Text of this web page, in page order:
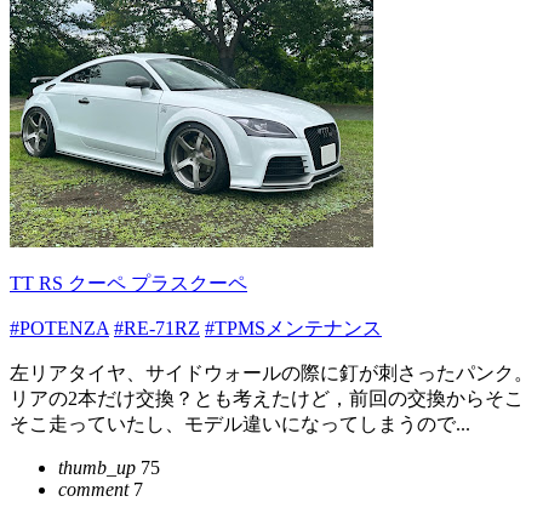
TT RS クーペ プラスクーペ
#POTENZA #RE-71RZ #TPMSメンテナンス
左リアタイヤ、サイドウォールの際に釘が刺さったパンク。
リアの2本だけ交換？とも考えたけど，前回の交換からそこ
そこ走っていたし、モデル違いになってしまうので...
thumb_up 75
comment7